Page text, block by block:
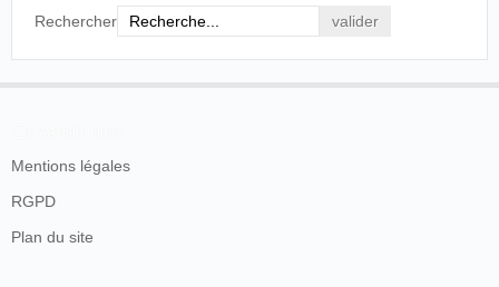
Rechercher
Mentions légales
RGPD
Plan du site